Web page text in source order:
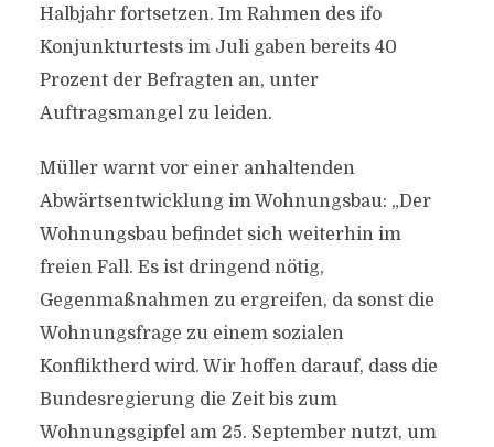
Halbjahr fortsetzen. Im Rahmen des ifo
Konjunkturtests im Juli gaben bereits 40
Prozent der Befragten an, unter
Auftragsmangel zu leiden.
Müller warnt vor einer anhaltenden
Abwärtsentwicklung im Wohnungsbau: „Der
Wohnungsbau befindet sich weiterhin im
freien Fall. Es ist dringend nötig,
Gegenmaßnahmen zu ergreifen, da sonst die
Wohnungsfrage zu einem sozialen
Konfliktherd wird. Wir hoffen darauf, dass die
Bundesregierung die Zeit bis zum
Wohnungsgipfel am 25. September nutzt, um